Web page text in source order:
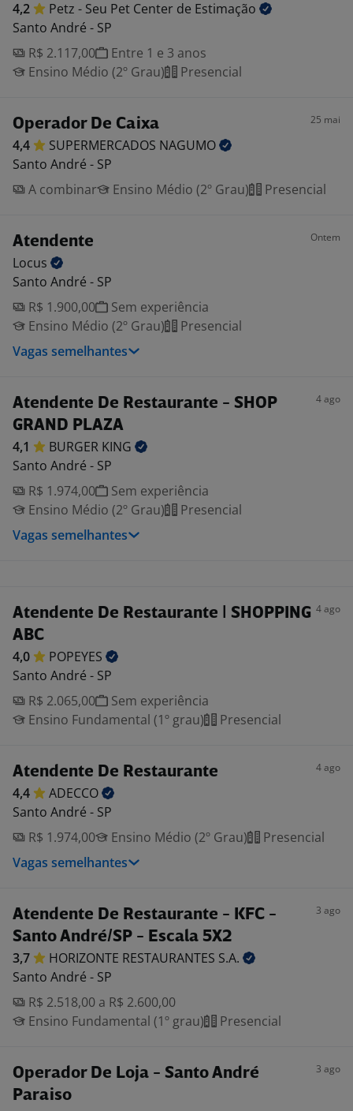
4,2 Petz - Seu Pet Center de Estimação
Santo André - SP
R$ 2.117,00
Entre 1 e 3 anos
Ensino Médio (2º Grau)
Presencial
Operador De Caixa 25 mai
4,4 SUPERMERCADOS NAGUMO
Santo André - SP
A combinar
Ensino Médio (2º Grau) Presencial
Atendente Ontem
Locus
Santo André - SP
R$ 1.900,00
Sem experiência
Ensino Médio (2º Grau)
Presencial
Vagas semelhantes
Atendente De Restaurante - SHOP
GRAND PLAZA
4 ago
4,1 BURGER KING
Santo André - SP
R$ 1.974,00
Sem experiência
Ensino Médio (2º Grau)
Presencial
Vagas semelhantes
Atendente De Restaurante | SHOPPING
ABC
4 ago
4,0
POPEYES
Santo André - SP
R$ 2.065,00
Sem experiência
Ensino Fundamental (1º grau)
Presencial
Atendente De Restaurante 4 ago
4,4
ADECCO
Santo André - SP
R$ 1.974,00
Ensino Médio (2º Grau)
Presencial
Vagas semelhantes
Atendente De Restaurante - KFC -
Santo André/SP - Escala 5X2
3 ago
3,7 HORIZONTE RESTAURANTES S.A.
Santo André - SP
R$ 2.518,00 a R$ 2.600,00
Ensino Fundamental (1º grau)
Presencial
Operador De Loja - Santo André
Paraiso
3 ago